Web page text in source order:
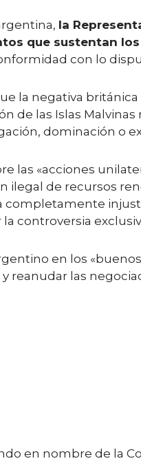
la
que sustentan
con lo
la negativa
de las Islas
dominación o
las «acciones
de recursos
controversia
en los
reanudar las
en nombre de la